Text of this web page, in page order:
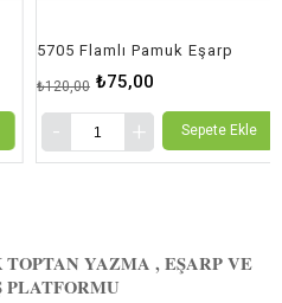
5705 Flamlı Pamuk Eşarp
₺75,00
₺120,00
Sepete Ekle
YAZMA , EŞARP VE
PLATFORMU